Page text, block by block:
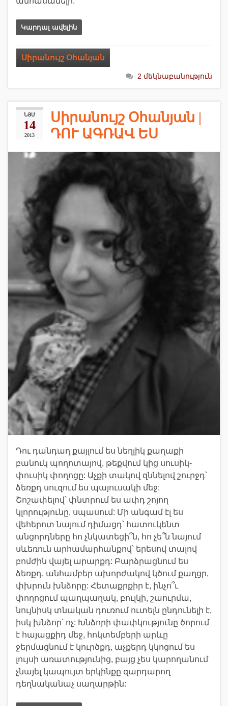
Կարդալ ավելին
Սիրանույշ Օհանյան
2 մեկնաբանություն
ՆՅՄ
14
2013
Սիրանույշ Օհանյան |
ԴՈՒ ԱԳՌԱՎ ԵՍ
Դու դանդաղ քայլում ես նեղլիկ քաղաքի
բանուկ պողոտայով, թեքվում կից սուսիկ-
փուսիկ փողոցը: Աչքի տակով զննելով շուրջդ՝
ձեռքդ սուզում ես պայուսակի մեջ:
Շոշափելով՝ փնտրում ես ափդ շոյող
կլորությունը, սպասում: Մի անգամ էլ ես
վեհերոտ նայում դիմացդ՝ հատուկենտ
անցորդները հո չնկատեցի՞ն, հո չե՞ն նայում
սևեռուն արհամարհանքով՝ երեսով տալով
բոմժին վայել արարքդ: Բարձրացնում ես
ձեռքդ, անհամբեր ախորժակով կծում քաղցր,
փխրուն խնձորը: Հետաքրքիր է, ինչո՞ւ
փողոցում պաղպաղակ, բուլկի, շաուրմա,
նույնիսկ տնական դուռում ուտելն ընդունելի է,
իսկ խնձոր՝ ոչ: Խնձորի փափկությունը ծորում
է հայացքիդ մեջ, հոկտեմբերի արևը
ջերմացնում է կուրծքդ, աչքերդ կկոցում ես
լույսի առատությունից, բայց չես կարողանում
չնայել կապույտ երկինքը զարդարող
դեղնականաչ սաղարթին: